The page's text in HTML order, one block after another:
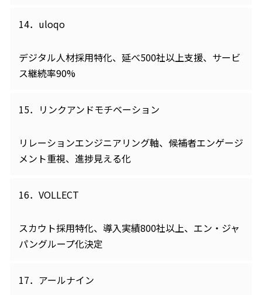
14．uloqo
デジタル人材採用特化、延べ500社以上支援、サービ
ス継続率90%
15．リンクアンドモチベーション
リレーションエンジニアリング軸、候補者エンゲージ
メント重視、進捗見える化
16．VOLLECT
スカウト採用特化、導入実績800社以上、エン・ジャ
パングループ化決定
17．アールナイン